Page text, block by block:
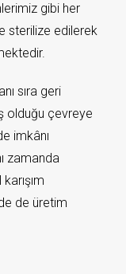
gibi her
sterilize edilerek
sıra geri
olduğu çevreye
imkânı
zamanda
de üretim